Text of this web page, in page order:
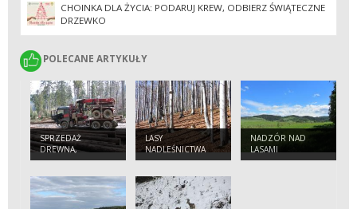
CHOINKA DLA ŻYCIA: PODARUJ KREW, ODBIERZ ŚWIĄTECZNE
DRZEWKO
POLECANE ARTYKUŁY
POLECANE ARTYKUŁY
SPRZEDAŻ
DREWNA,
CHOINEK I
LASY
NADLEŚNICTWA
NADZÓR NAD
LASAMI
NIEPAŃSTWOWYMI